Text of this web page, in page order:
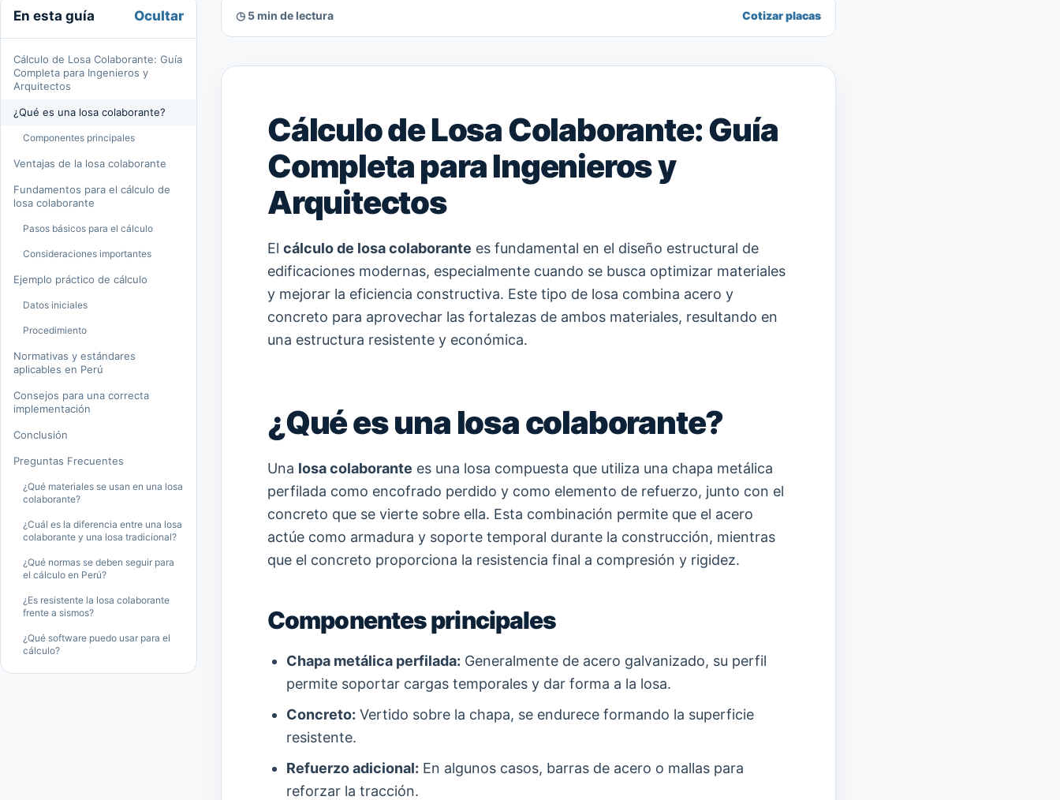
En esta guía Ocultar
Cálculo de Losa Colaborante: Guía
Completa para Ingenieros y
Arquitectos
¿Qué es una losa colaborante?
Componentes principales
Ventajas de la losa colaborante
Fundamentos para el cálculo de
losa colaborante
Pasos básicos para el cálculo
Consideraciones importantes
Ejemplo práctico de cálculo
Datos iniciales
Procedimiento
Normativas y estándares
aplicables en Perú
Consejos para una correcta
implementación
Conclusión
Preguntas Frecuentes
¿Qué materiales se usan en una losa
colaborante?
¿Cuál es la diferencia entre una losa
colaborante y una losa tradicional?
¿Qué normas se deben seguir para
el cálculo en Perú?
¿Es resistente la losa colaborante
frente a sismos?
¿Qué software puedo usar para el
cálculo?
◷ 5 min de lectura Cotizar placas
Cálculo de Losa Colaborante: Guía
Completa para Ingenieros y
Arquitectos
El cálculo de losa colaborante es fundamental en el diseño estructural de
edificaciones modernas, especialmente cuando se busca optimizar materiales
y mejorar la eficiencia constructiva. Este tipo de losa combina acero y
concreto para aprovechar las fortalezas de ambos materiales, resultando en
una estructura resistente y económica.
¿Qué es una losa colaborante?
Una losa colaborante es una losa compuesta que utiliza una chapa metálica
perfilada como encofrado perdido y como elemento de refuerzo, junto con el
concreto que se vierte sobre ella. Esta combinación permite que el acero
actúe como armadura y soporte temporal durante la construcción, mientras
que el concreto proporciona la resistencia final a compresión y rigidez.
Componentes principales
Chapa metálica perfilada: Generalmente de acero galvanizado, su perfil
permite soportar cargas temporales y dar forma a la losa.
Concreto: Vertido sobre la chapa, se endurece formando la superficie
resistente.
Refuerzo adicional: En algunos casos, barras de acero o mallas para
reforzar la tracción.